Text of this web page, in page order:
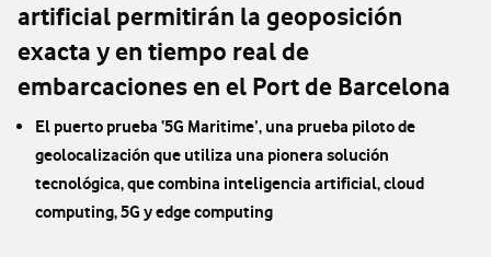
artificial permitirán la geoposición
exacta y en tiempo real de
embarcaciones en el Port de Barcelona
El puerto prueba ‘5G Maritime’, una prueba piloto de
geolocalización que utiliza una pionera solución
tecnológica, que combina inteligencia artificial, cloud
computing, 5G y edge computing